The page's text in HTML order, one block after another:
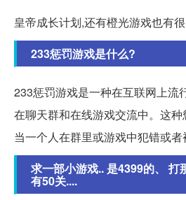
皇帝成长计划,还有橙光游戏也有
233惩罚游戏是什么?
233惩罚游戏是一种在互联网上流
在聊天群和在线游戏交流中。这
当一个人在群里或游戏中犯错或者
求一部小游戏.. 是4399的、 打
有50关....